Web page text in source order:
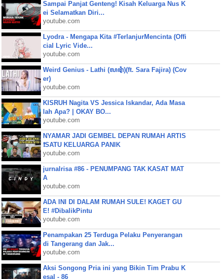
Sampai Panjat Genteng! Kisah Keluarga Nus K
ei Selamatkan Diri...
youtube.com
Lyodra - Mengapa Kita #TerlanjurMencinta (Offi
cial Lyric Vide...
youtube.com
Weird Genius - Lathi (ꦭꦛꦶ)(ft. Sara Fajira) (Cov
er)
youtube.com
KISRUH Nagita VS Jessica Iskandar, Ada Masa
lah Apa? | OKAY BO...
youtube.com
NYAMAR JADI GEMBEL DEPAN RUMAH ARTIS
❗SATU KELUARGA PANIK
youtube.com
jurnalrisa #86 - PENUMPANG TAK KASAT MAT
A
youtube.com
ADA INI DI DALAM RUMAH SULE! KAGET GU
E! #DibalikPintu
youtube.com
Penampakan 25 Terduga Pelaku Penyerangan
di Tangerang dan Jak...
youtube.com
Aksi Songong Pria ini yang Bikin Tim Prabu K
esal - 86